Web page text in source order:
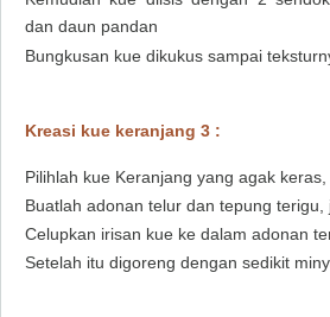
dan daun pandan
Bungkusan kue dikukus sampai
Kreasi kue keranjang 3 :
Pilihlah kue Keranjang yang agak
Buatlah adonan telur dan tepung
Celupkan irisan kue ke dalam adonan
Setelah itu digoreng dengan sedikit